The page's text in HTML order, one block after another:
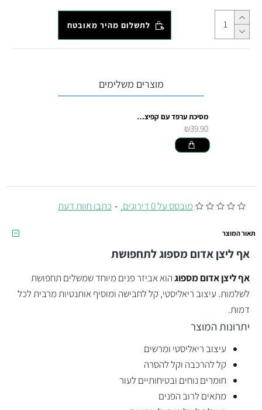
מובסס על 0 דירוגים. - כתבו חוות דעת
לתשלום מהיר מאובטח
מוצרים משלימים
מסיכת ערפד עם קפיצים בעיניים
₪39.90
תאור המוצר
אף ליצן אדום מספוגלתחפושת
אף ליצן אדום מספוגהוא אביזר פנים מיוחד שמשלים תחפושת
לשלמות. עיצוב ריאליסטי, קל לחבישה ומוסיף אותנטיות מרבית לכל
דמות.
יתרונות המוצר
עיצוב ריאליסטי ומרשים
קל להרכבה וקל להסרה
חומרים נוחים ובטיחותיים לעור
מתאים לרוב הפנים